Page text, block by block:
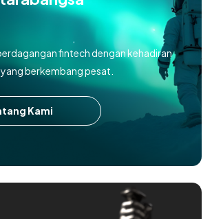
fintech dengan kehadiran
berkembang pesat.
Kami